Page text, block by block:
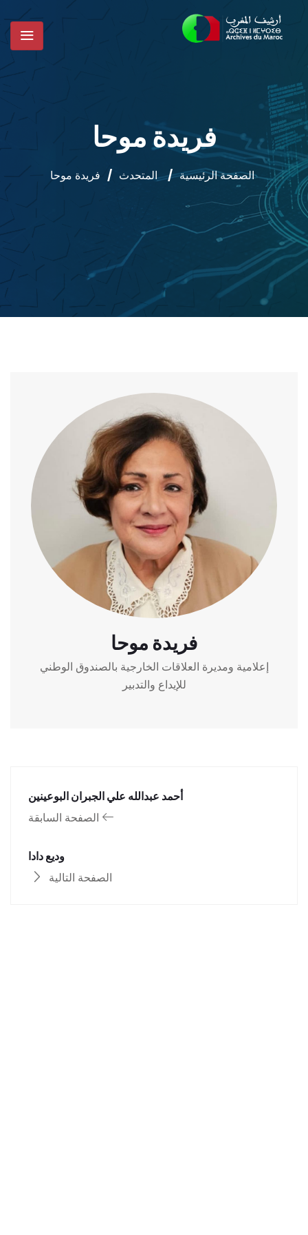
فريدة موحا
الصفحة الرئيسية / المتحدث / فريدة موحا
فريدة موحا
إعلامية ومديرة العلاقات الخارجية بالصندوق الوطني
للإيداع والتدبير
أحمد عبدالله علي الجبران البوعينين
الصفحة السابقة
وديع دادا
الصفحة التالية